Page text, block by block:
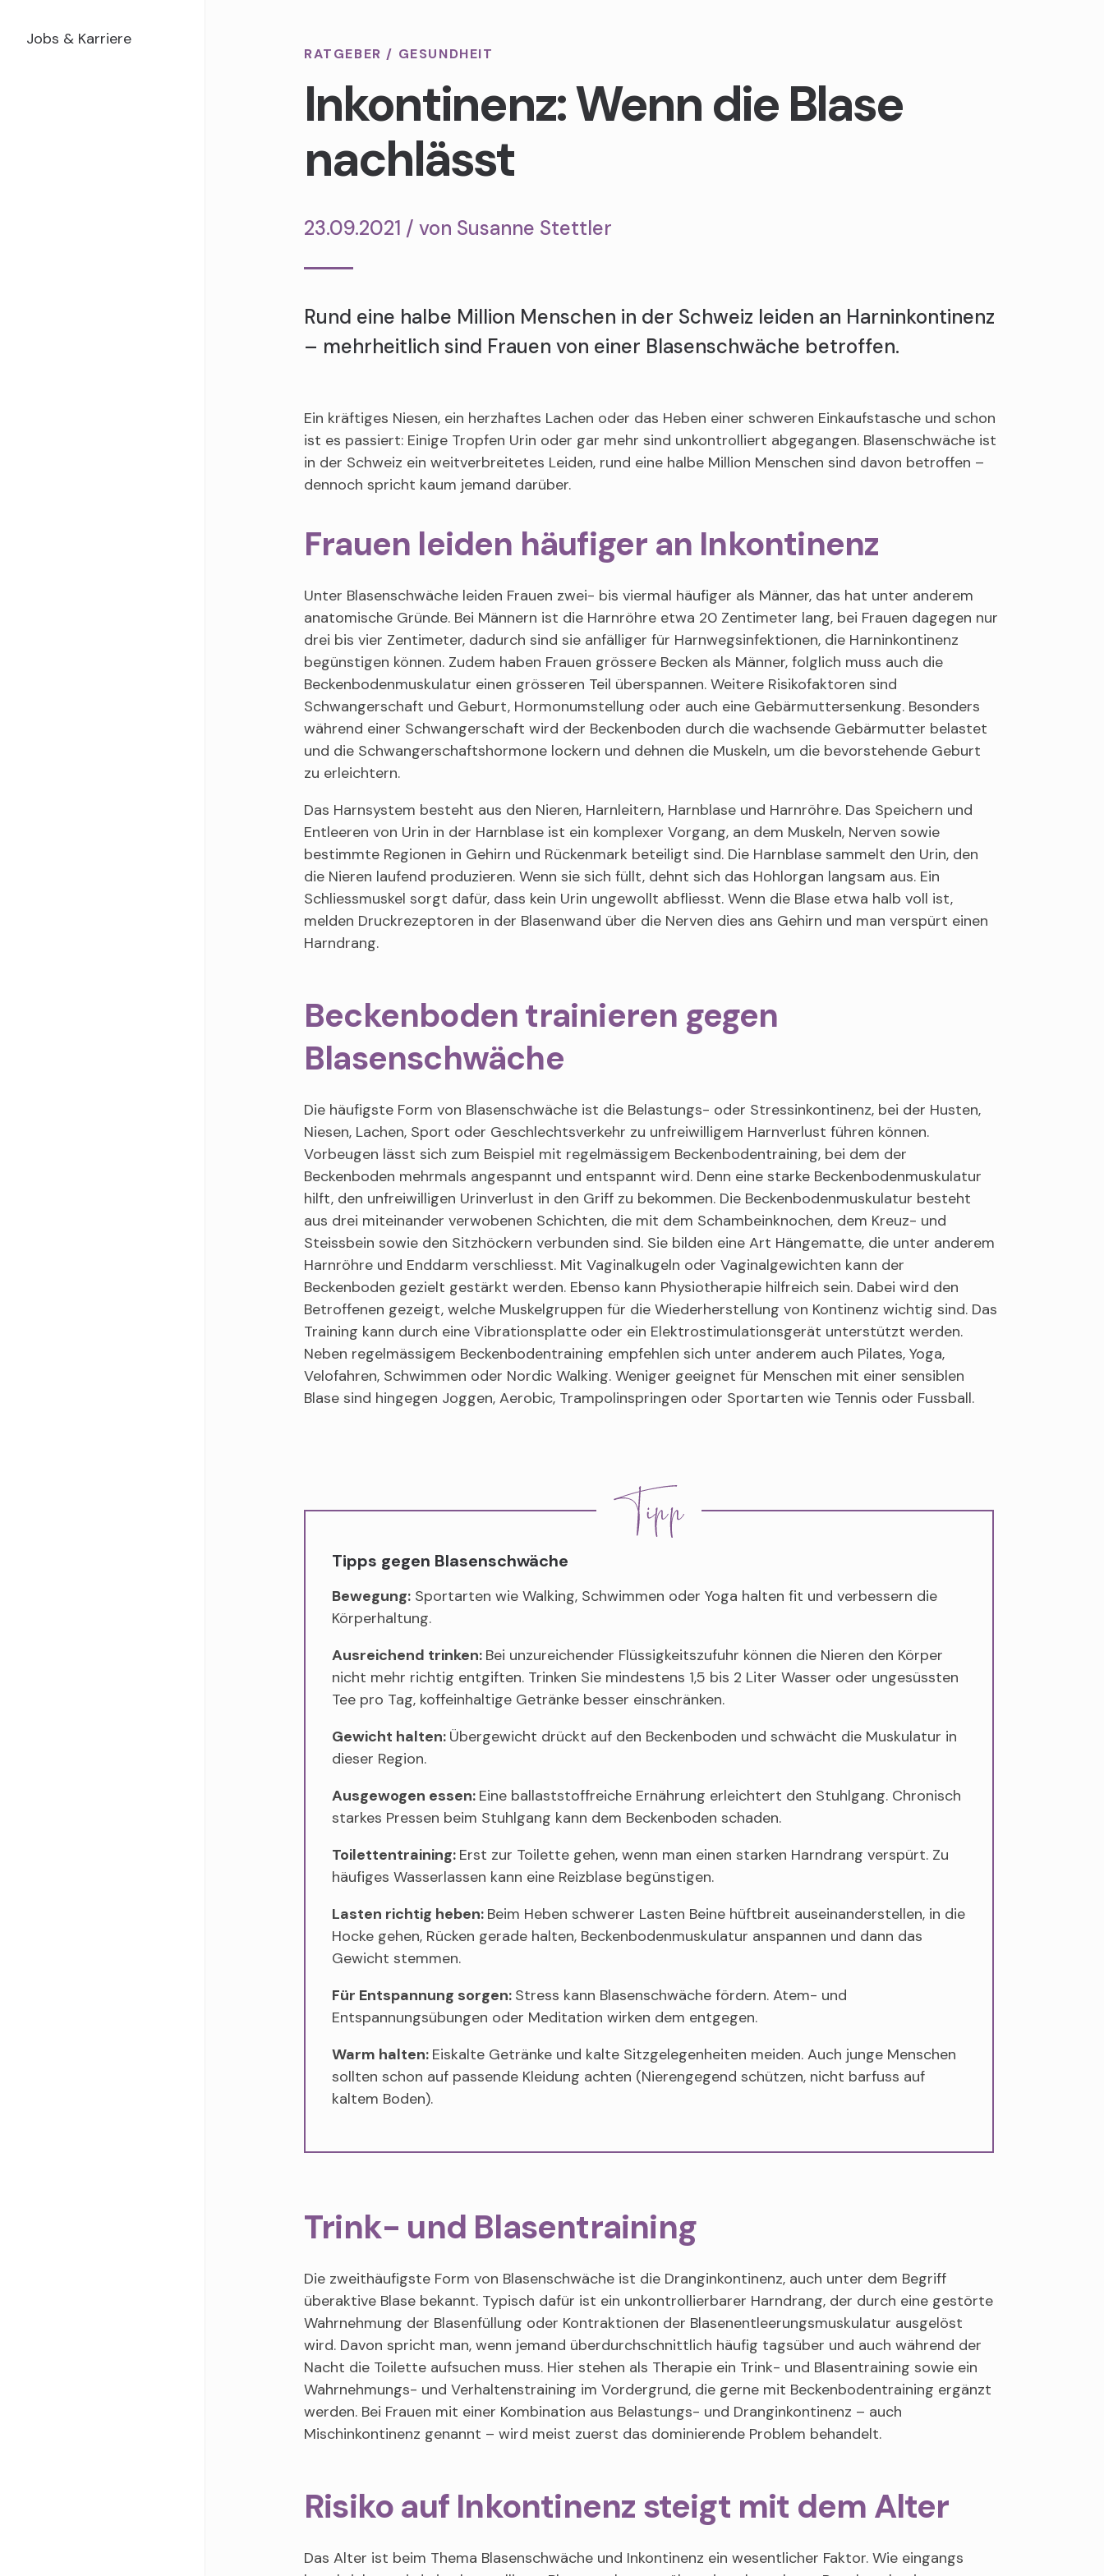
Jobs & Karriere
RATGEBER / GESUNDHEIT
Inkontinenz: Wenn die Blase
nachlässt
23.09.2021 / von Susanne Stettler
Rund eine halbe Million Menschen in der Schweiz leiden an Harninkontinenz
– mehrheitlich sind Frauen von einer Blasenschwäche betroffen.
Ein kräftiges Niesen, ein herzhaftes Lachen oder das Heben einer schweren Einkaufstasche und schon
ist es passiert: Einige Tropfen Urin oder gar mehr sind unkontrolliert abgegangen. Blasenschwäche ist
in der Schweiz ein weitverbreitetes Leiden, rund eine halbe Million Menschen sind davon betroffen –
dennoch spricht kaum jemand darüber.
Frauen leiden häufiger an Inkontinenz
Unter Blasenschwäche leiden Frauen zwei- bis viermal häufiger als Männer, das hat unter anderem
anatomische Gründe. Bei Männern ist die Harnröhre etwa 20 Zentimeter lang, bei Frauen dagegen nur
drei bis vier Zentimeter, dadurch sind sie anfälliger für Harnwegsinfektionen, die Harninkontinenz
begünstigen können. Zudem haben Frauen grössere Becken als Männer, folglich muss auch die
Beckenbodenmuskulatur einen grösseren Teil überspannen. Weitere Risikofaktoren sind
Schwangerschaft und Geburt, Hormonumstellung oder auch eine Gebärmuttersenkung. Besonders
während einer Schwangerschaft wird der Beckenboden durch die wachsende Gebärmutter belastet
und die Schwangerschaftshormone lockern und dehnen die Muskeln, um die bevorstehende Geburt
zu erleichtern.
Das Harnsystem besteht aus den Nieren, Harnleitern, Harnblase und Harnröhre. Das Speichern und
Entleeren von Urin in der Harnblase ist ein komplexer Vorgang, an dem Muskeln, Nerven sowie
bestimmte Regionen in Gehirn und Rückenmark beteiligt sind. Die Harnblase sammelt den Urin, den
die Nieren laufend produzieren. Wenn sie sich füllt, dehnt sich das Hohlorgan langsam aus. Ein
Schliessmuskel sorgt dafür, dass kein Urin ungewollt abfliesst. Wenn die Blase etwa halb voll ist,
melden Druckrezeptoren in der Blasenwand über die Nerven dies ans Gehirn und man verspürt einen
Harndrang.
Beckenboden trainieren gegen
Blasenschwäche
Die häufigste Form von Blasenschwäche ist die Belastungs- oder Stressinkontinenz, bei der Husten,
Niesen, Lachen, Sport oder Geschlechtsverkehr zu unfreiwilligem Harnverlust führen können.
Vorbeugen lässt sich zum Beispiel mit regelmässigem Beckenbodentraining, bei dem der
Beckenboden mehrmals angespannt und entspannt wird. Denn eine starke Beckenbodenmuskulatur
hilft, den unfreiwilligen Urinverlust in den Griff zu bekommen. Die Beckenbodenmuskulatur besteht
aus drei miteinander verwobenen Schichten, die mit dem Schambeinknochen, dem Kreuz- und
Steissbein sowie den Sitzhöckern verbunden sind. Sie bilden eine Art Hängematte, die unter anderem
Harnröhre und Enddarm verschliesst. Mit Vaginalkugeln oder Vaginalgewichten kann der
Beckenboden gezielt gestärkt werden. Ebenso kann Physiotherapie hilfreich sein. Dabei wird den
Betroffenen gezeigt, welche Muskelgruppen für die Wiederherstellung von Kontinenz wichtig sind. Das
Training kann durch eine Vibrationsplatte oder ein Elektrostimulationsgerät unterstützt werden.
Neben regelmässigem Beckenbodentraining empfehlen sich unter anderem auch Pilates, Yoga,
Velofahren, Schwimmen oder Nordic Walking. Weniger geeignet für Menschen mit einer sensiblen
Blase sind hingegen Joggen, Aerobic, Trampolinspringen oder Sportarten wie Tennis oder Fussball.
Tipps gegen Blasenschwäche
Bewegung: Sportarten wie Walking, Schwimmen oder Yoga halten fit und verbessern die
Körperhaltung.
Ausreichend trinken: Bei unzureichender Flüssigkeitszufuhr können die Nieren den Körper
nicht mehr richtig entgiften. Trinken Sie mindestens 1,5 bis 2 Liter Wasser oder ungesüssten
Tee pro Tag, koffeinhaltige Getränke besser einschränken.
Gewicht halten: Übergewicht drückt auf den Beckenboden und schwächt die Muskulatur in
dieser Region.
Ausgewogen essen: Eine ballaststoffreiche Ernährung erleichtert den Stuhlgang. Chronisch
starkes Pressen beim Stuhlgang kann dem Beckenboden schaden.
Toilettentraining: Erst zur Toilette gehen, wenn man einen starken Harndrang verspürt. Zu
häufiges Wasserlassen kann eine Reizblase begünstigen.
Lasten richtig heben: Beim Heben schwerer Lasten Beine hüftbreit auseinanderstellen, in die
Hocke gehen, Rücken gerade halten, Beckenbodenmuskulatur anspannen und dann das
Gewicht stemmen.
Für Entspannung sorgen: Stress kann Blasenschwäche fördern. Atem- und
Entspannungsübungen oder Meditation wirken dem entgegen.
Warm halten: Eiskalte Getränke und kalte Sitzgelegenheiten meiden. Auch junge Menschen
sollten schon auf passende Kleidung achten (Nierengegend schützen, nicht barfuss auf
kaltem Boden).
Trink- und Blasentraining
Die zweithäufigste Form von Blasenschwäche ist die Dranginkontinenz, auch unter dem Begriff
überaktive Blase bekannt. Typisch dafür ist ein unkontrollierbarer Harndrang, der durch eine gestörte
Wahrnehmung der Blasenfüllung oder Kontraktionen der Blasenentleerungsmuskulatur ausgelöst
wird. Davon spricht man, wenn jemand überdurchschnittlich häufig tagsüber und auch während der
Nacht die Toilette aufsuchen muss. Hier stehen als Therapie ein Trink- und Blasentraining sowie ein
Wahrnehmungs- und Verhaltenstraining im Vordergrund, die gerne mit Beckenbodentraining ergänzt
werden. Bei Frauen mit einer Kombination aus Belastungs- und Dranginkontinenz – auch
Mischinkontinenz genannt – wird meist zuerst das dominierende Problem behandelt.
Risiko auf Inkontinenz steigt mit dem Alter
Das Alter ist beim Thema Blasenschwäche und Inkontinenz ein wesentlicher Faktor. Wie eingangs